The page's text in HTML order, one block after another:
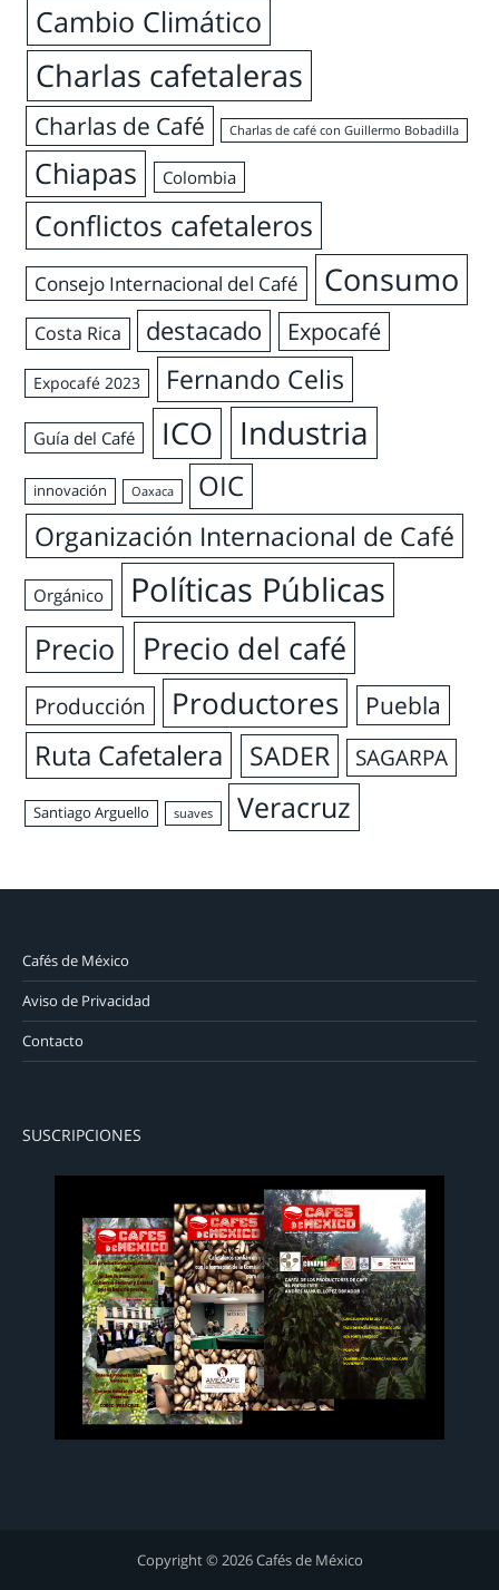
Cambio Climático
Charlas cafetaleras
Charlas de Café Charlas de café con Guillermo Bobadilla
Chiapas Colombia
Conflictos cafetaleros
Consejo Internacional del Café Consumo
Costa Rica destacado Expocafé
Expocafé 2023 Fernando Celis
Guía del Café ICO Industria
innovación Oaxaca
OIC
Organización Internacional de Café
Orgánico Políticas Públicas
Precio Precio del café
Producción Productores Puebla
Ruta Cafetalera SADER SAGARPA
Santiago Arguello suaves Veracruz
Cafés de México
Aviso de Privacidad
Contacto
SUSCRIPCIONES
Copyright © 2026 Cafés de México